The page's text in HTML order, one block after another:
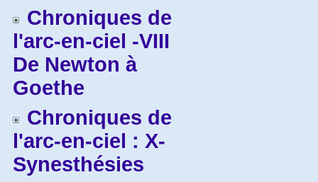
Chroniques de
l'arc-en-ciel -VIII
De Newton à
Goethe
Chroniques de
l'arc-en-ciel : X-
Synesthésies